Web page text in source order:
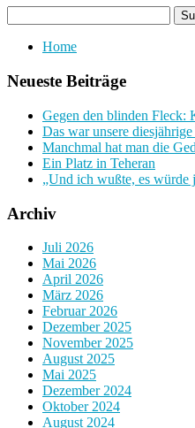
Home
Neueste Beiträge
Gegen den blinden Fleck:
Das war unsere
Manchmal hat man die
Ein Platz in Teheran
„Und ich wußte, es würde
Archiv
Juli 2026
Mai 2026
April 2026
März 2026
Februar 2026
Dezember 2025
November 2025
August 2025
Mai 2025
Dezember 2024
Oktober 2024
August 2024